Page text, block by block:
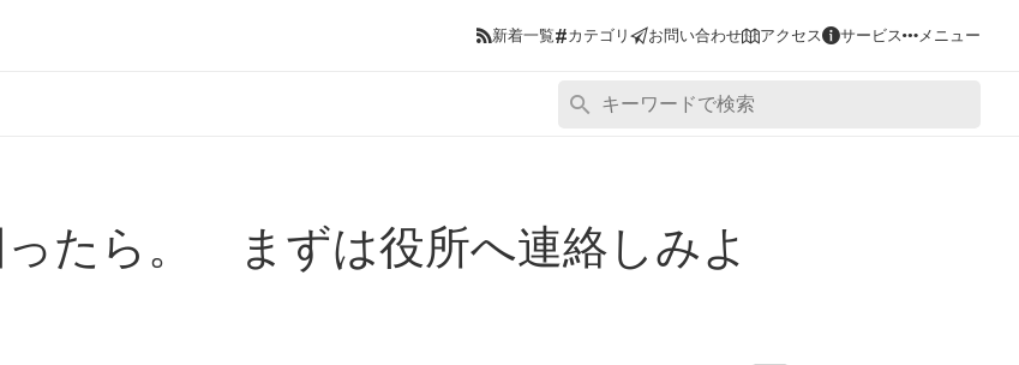
新着一覧#カテゴリ お問い合わせ アクセス サービス メニュー
たら。 まずは役所へ連絡しみよ